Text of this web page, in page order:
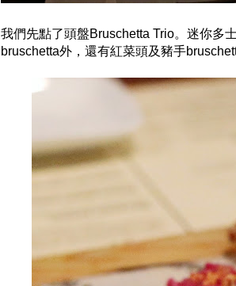
我們先點了頭盤Bruschetta Trio。迷你多
bruschetta外，還有紅菜頭及豬手